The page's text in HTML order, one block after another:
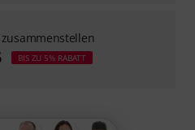
BIS ZU 5% RABATT